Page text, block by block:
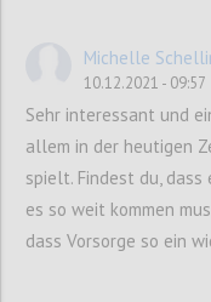
denen ich es nicht
alle bereits
Eindämmung
Auswirkungen
war es meines
diese auch
können. Vor
Fitnessstudios
Wichtigkeit, um
bleiben. Zusätzlich
Michelle
10.12.2021 - 09:57
Sehr interessant und
allem in der heutigen
spielt. Findest du, dass
es so weit kommen
dass Vorsorge so ein